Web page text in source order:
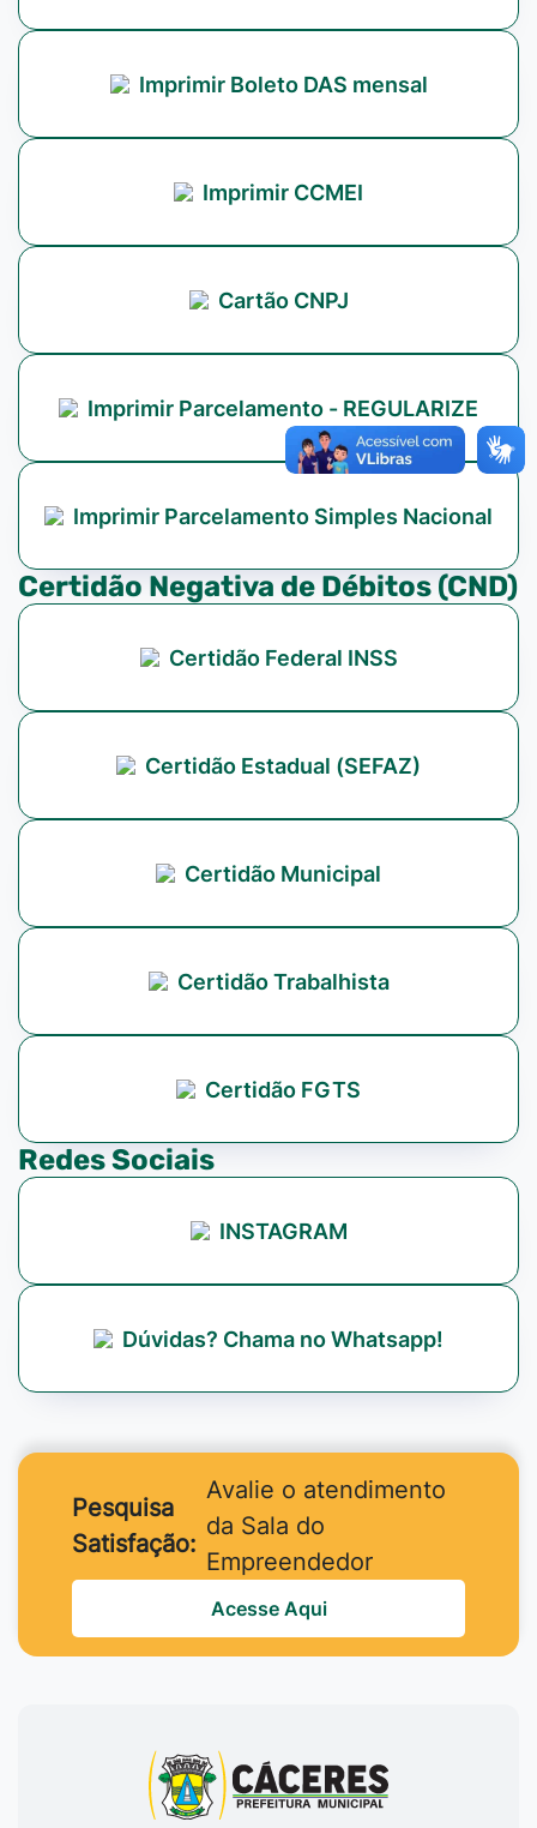
Imprimir Boleto DAS mensal
Imprimir CCMEI
Cartão CNPJ
Imprimir Parcelamento - REGULARIZE
Imprimir Parcelamento Simples Nacional
Certidão Negativa de Débitos (CND)
Certidão Federal INSS
Certidão Estadual (SEFAZ)
Certidão Municipal
Certidão Trabalhista
Certidão FGTS
Redes Sociais
INSTAGRAM
Dúvidas? Chama no Whatsapp!
Pesquisa
Satisfação:
Avalie o atendimento
da Sala do
Empreendedor
Acesse Aqui